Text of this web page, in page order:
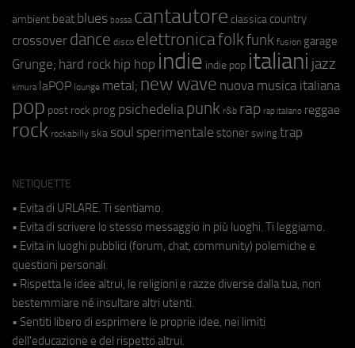
ambient beat blues bossa cantautore classica country
crossover dance disco elettronicafolkfunk fusion garage
Grunge; hard rock hip hop indie indie pop italiani jazz
kimura laPOP lounge metal; new wave nuova musica italiana
pop post rock prog psichedeliapunk r&b rap rap italiano reggae
rock rockabilly ska soul sperimentale stoner swing trap
NETIQUETTE
• Evita di URLARE. Ti sentiamo.
• Evita di scrivere lo stesso messaggio in più luoghi. Ti leggiamo.
• Evita in luoghi pubblici (forum, chat, community) polemiche e
questioni personali.
• Rispetta le idee altrui, le religioni e razze diverse dalla tua, non
bestemmiare né insultare altri utenti.
• Sentiti libero di esprimere le proprie idee, nei limiti
dell'educazione e del rispetto altrui.